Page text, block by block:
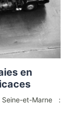
en
et-Marne :